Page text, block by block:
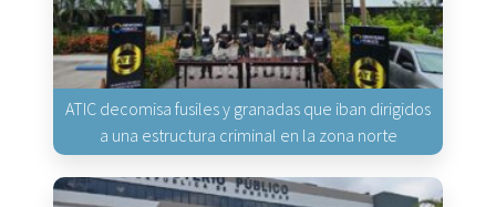
ATIC decomisa fusiles y granadas que iban dirigidos
a una estructura criminal en la zona norte